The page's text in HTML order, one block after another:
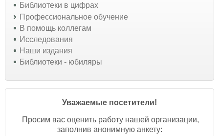
Библиотеки в цифрах
Профессиональное обучение
В помощь коллегам
Исследования
Наши издания
Библиотеки - юбиляры
Уважаемые посетители!
Просим вас оценить работу нашей организации,
заполнив анонимную анкету: